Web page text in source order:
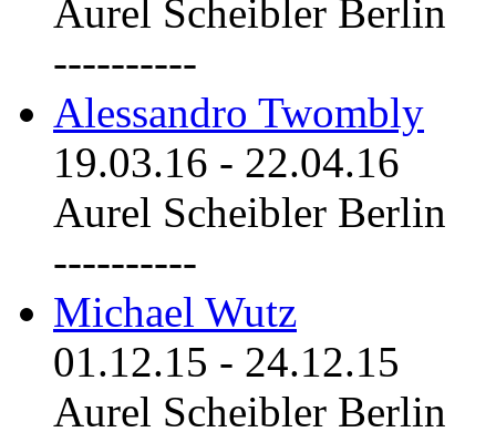
Aurel Scheibler Berlin
----------
Alessandro Twombly
19.03.16 - 22.04.16
Aurel Scheibler Berlin
----------
Michael Wutz
01.12.15 - 24.12.15
Aurel Scheibler Berlin